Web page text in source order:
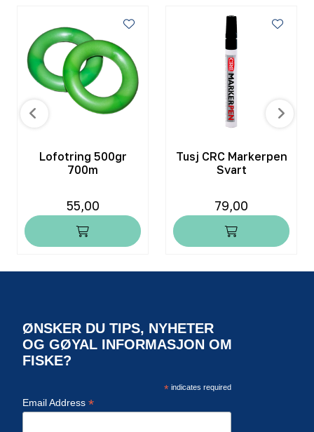
Lofotring 500gr
700m
55,00
Tusj CRC Markerpen
Svart
79,00
ØNSKER DU TIPS, NYHETER
OG GØYAL INFORMASJON OM
FISKE?
*indicates required
Email Address *